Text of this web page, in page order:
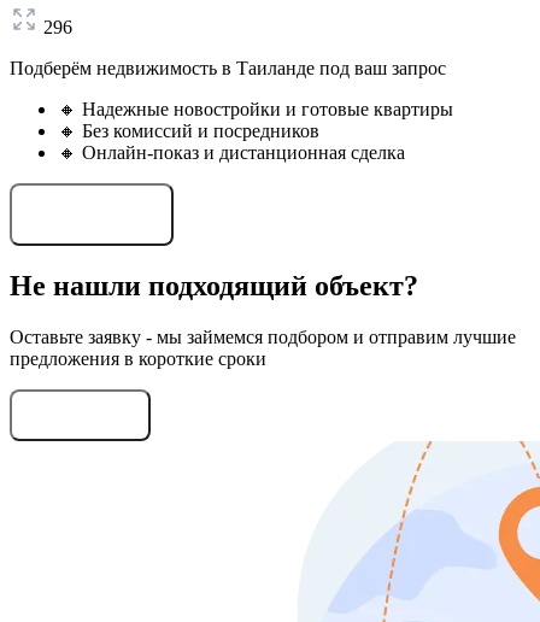
296
Подберём недвижимость в Таиланде под ваш запрос
🔸 Надежные новостройки и готовые квартиры
🔸 Без комиссий и посредников
🔸 Онлайн-показ и дистанционная сделка
Не нашли подходящий объект?
Оставьте заявку - мы займемся подбором и отправим лучшие
предложения в короткие сроки